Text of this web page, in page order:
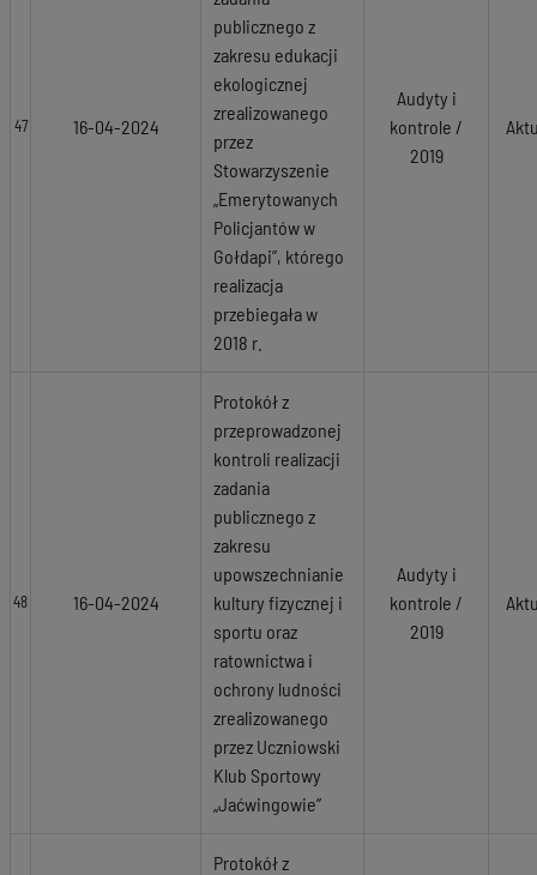
47 16-04-2024
publicznego z
zakresu edukacji
ekologicznej
zrealizowanego
przez
Stowarzyszenie
„Emerytowanych
Policjantów w
Gołdapi”, którego
realizacja
przebiegała w
2018 r.
Audyty i
kontrole /
2019
48 16-04-2024
Protokół z
przeprowadzonej
kontroli realizacji
zadania
publicznego z
zakresu
upowszechnianie
kultury fizycznej i
sportu oraz
ratownictwa i
ochrony ludności
zrealizowanego
przez Uczniowski
Klub Sportowy
„Jaćwingowie”
Audyty i
kontrole /
2019
Protokół z